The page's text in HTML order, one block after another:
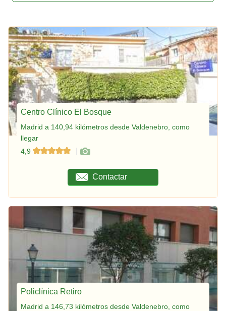
Centro Clínico El Bosque
Madrid a 140,94 kilómetros desde Valdenebro, como
llegar
4,9
Contactar
Policlínica Retiro
Madrid a 146,73 kilómetros desde Valdenebro, como